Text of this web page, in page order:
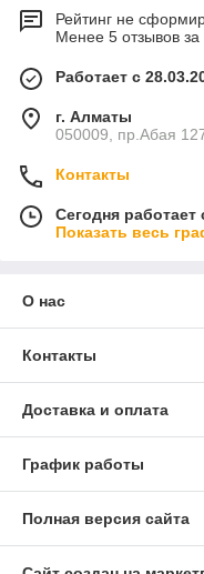
Рейтинг не
Менее 5 отзывов за
Работает с
г. Алматы
050009, пр.Абая
Контакты
Сегодня работает
Показать весь
О нас
Контакты
Доставка и оплата
График работы
Полная версия сайта